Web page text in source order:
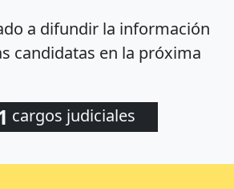
a difundir la información
candidatas en la próxima
cargos judiciales